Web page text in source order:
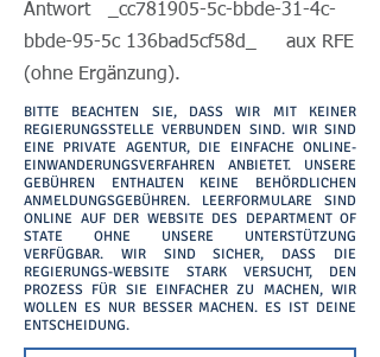
Antwort _cc781905-5c-bbde-31-4c-
bbde-95-5c 136bad5cf58d_ aux RFE
(ohne Ergänzung).
BITTE BEACHTEN SIE, DASS WIR MIT KEINER
REGIERUNGSSTELLE VERBUNDEN SIND. WIR SIND
EINE PRIVATE AGENTUR, DIE EINFACHE ONLINE-
EINWANDERUNGSVERFAHREN ANBIETET. UNSERE
GEBÜHREN ENTHALTEN KEINE BEHÖRDLICHEN
ANMELDUNGSGEBÜHREN. LEERFORMULARE SIND
ONLINE AUF DER WEBSITE DES DEPARTMENT OF
STATE OHNE UNSERE UNTERSTÜTZUNG
VERFÜGBAR. WIR SIND SICHER, DASS DIE
REGIERUNGS-WEBSITE STARK VERSUCHT, DEN
PROZESS FÜR SIE EINFACHER ZU MACHEN, WIR
WOLLEN ES NUR BESSER MACHEN. ES IST DEINE
ENTSCHEIDUNG.